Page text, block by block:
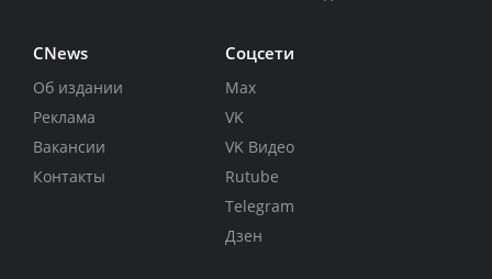
CNews
Об издании
Реклама
Вакансии
Контакты
Соцсети
Max
VK
VK Видео
Rutube
Telegram
Дзен